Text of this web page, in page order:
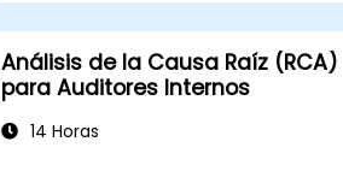
Análisis de la Causa Raíz (RCA)
para Auditores Internos
14 Horas